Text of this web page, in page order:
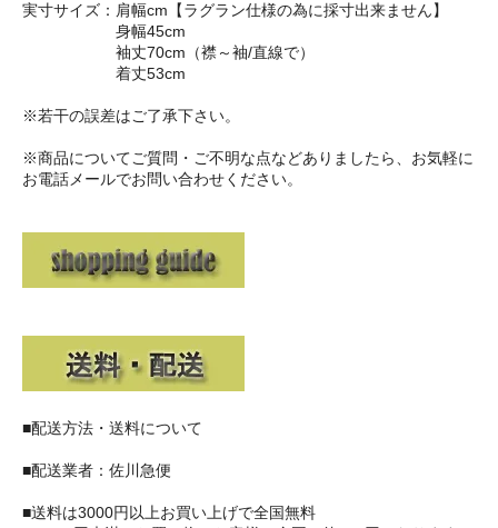
実寸サイズ：肩幅cm【ラグラン仕様の為に採寸出来ません】
身幅45cm
袖丈70cm（襟～袖/直線で）
着丈53cm
※若干の誤差はご了承下さい。
※商品についてご質問・ご不明な点などありましたら、お気軽に
お電話メールでお問い合わせください。
■配送方法・送料について
■配送業者：佐川急便
■送料は3000円以上お買い上げで全国無料